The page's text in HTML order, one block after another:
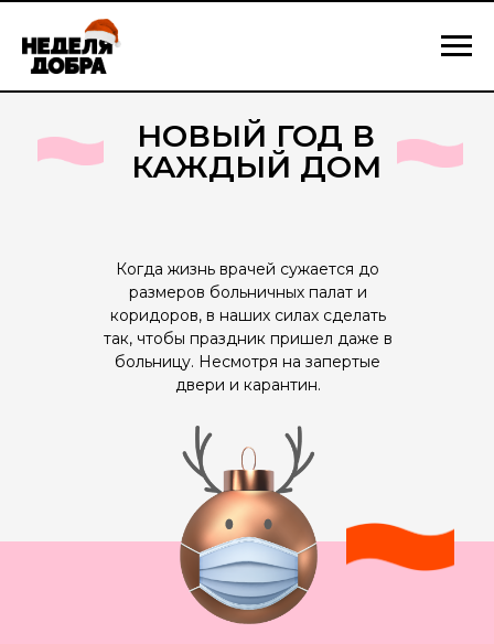
НОВЫЙ ГОД В
КАЖДЫЙ ДОМ
Когда жизнь врачей сужается до
размеров больничных палат и
коридоров, в наших силах сделать
так, чтобы праздник пришел даже в
больницу. Несмотря на запертые
двери и карантин.